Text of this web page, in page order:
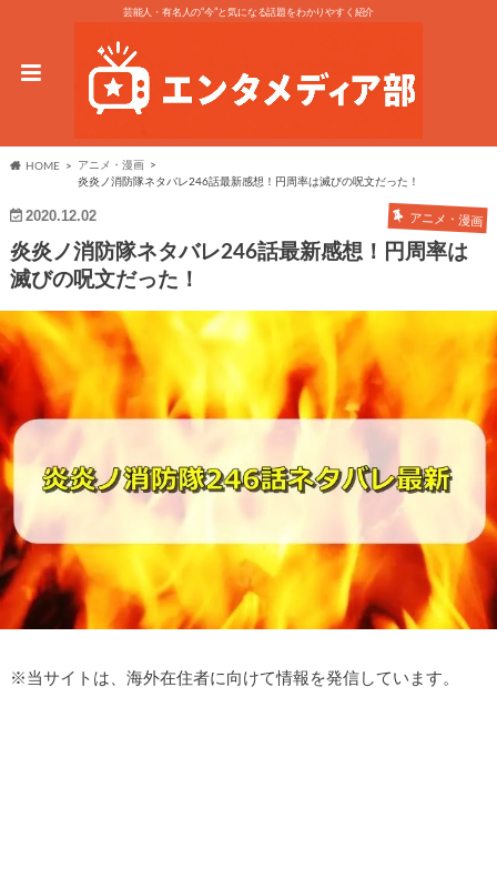
芸能人・有名人の“今”と気になる話題をわかりやすく紹介
HOME
アニメ・漫画
炎炎ノ消防隊ネタバレ246話最新感想！円周率は滅びの呪文だった！
2020.12.02 アニメ・漫画
炎炎ノ消防隊ネタバレ246話最新感想！円周率は
滅びの呪文だった！
※ 当サイトは、海外在住者に向けて情報を発信しています。